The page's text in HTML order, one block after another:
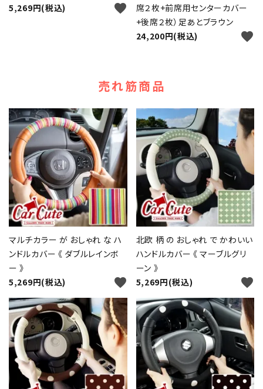
5,269円(税込)
favorite
席２枚+前席用センターカバー
+後席２枚）足あとブラウン
24,200円(税込)
favorite
売れ筋商品
マルチカラー が おしゃれ な ハ
ンドルカバー 《 ダブルレインボ
ー 》
5,269円(税込)
favorite
北欧 柄 の おしゃれ で かわいい
ハンドルカバー 《 マーブルグリ
ーン 》
5,269円(税込)
favorite